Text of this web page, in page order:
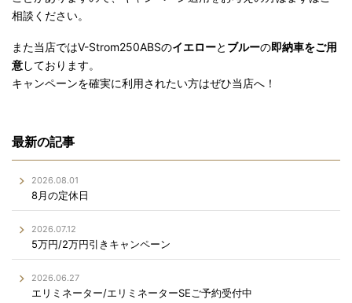
相談ください。
また当店ではV-Strom250ABSのイエローと ブルーの即納車をご用
意しております。
キャンペーンを確実に利用されたい方はぜひ当店へ！
最新の記事
2026.08.01
8月の定休日
2026.07.12
5万円/2万円引きキャンペーン
2026.06.27
エリミネーター/エリミネーターSEご予約受付中